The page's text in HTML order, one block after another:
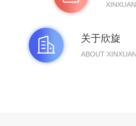
关于欣旋
ABOUT XINXUAN